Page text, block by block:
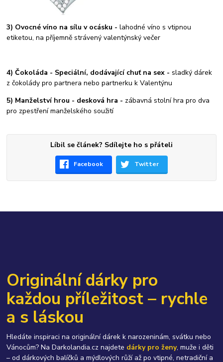
3) Ovocné víno na sílu v ocásku -lahodné víno s vtipnou
etiketou, na příjemně strávený valentýnský večer
4) Čokoláda - Speciální, dodávající chuť na sex -sladký dárek
z čokolády pro partnera nebo partnerku k Valentýnu
5) Manželství hrou - desková hra - zábavná stolní hra pro dva
pro zpestření manželského soužití
Líbil se článek? Sdílejte ho s přáteli
Facebook Twitter
Originální dárky pro
každou příležitost – rychle
a s láskou
Hledáte inspiraci na originální dárek k narozeninám, svátku nebo
Vánocům? Na Darkolandia.cz najdete dárky pro ženy, muže i děti
– od dárkových balíčků a mýdlových růží až po vtipné, netradiční a